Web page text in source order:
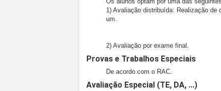
1) Avaliação distribuída: Realização
um.
2) Avaliação por exame final.
Provas e Trabalhos Especiais
De acordo com o RAC.
Avaliação Especial (TE, DA, ...)